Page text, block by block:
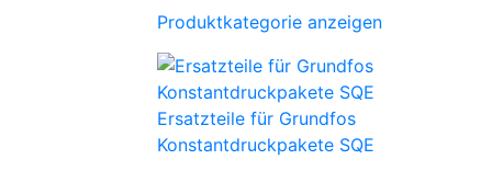
Produktkategorie anzeigen
Ersatzteile für Grundfos
Konstantdruckpakete SQE